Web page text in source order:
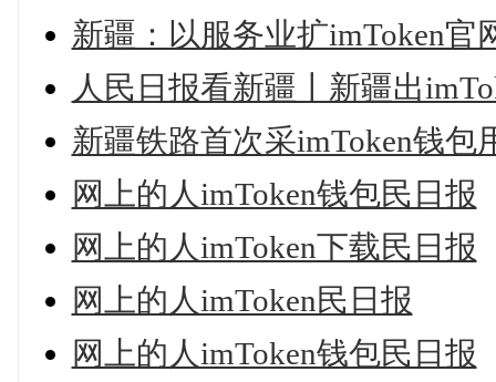
新疆：以服务业扩imToken官
人民日报看新疆丨新疆出
新疆铁路首次采imToken钱包
网上的人imToken钱包民日报
网上的人imToken下载民日报
网上的人imToken民日报
网上的人imToken钱包民日报